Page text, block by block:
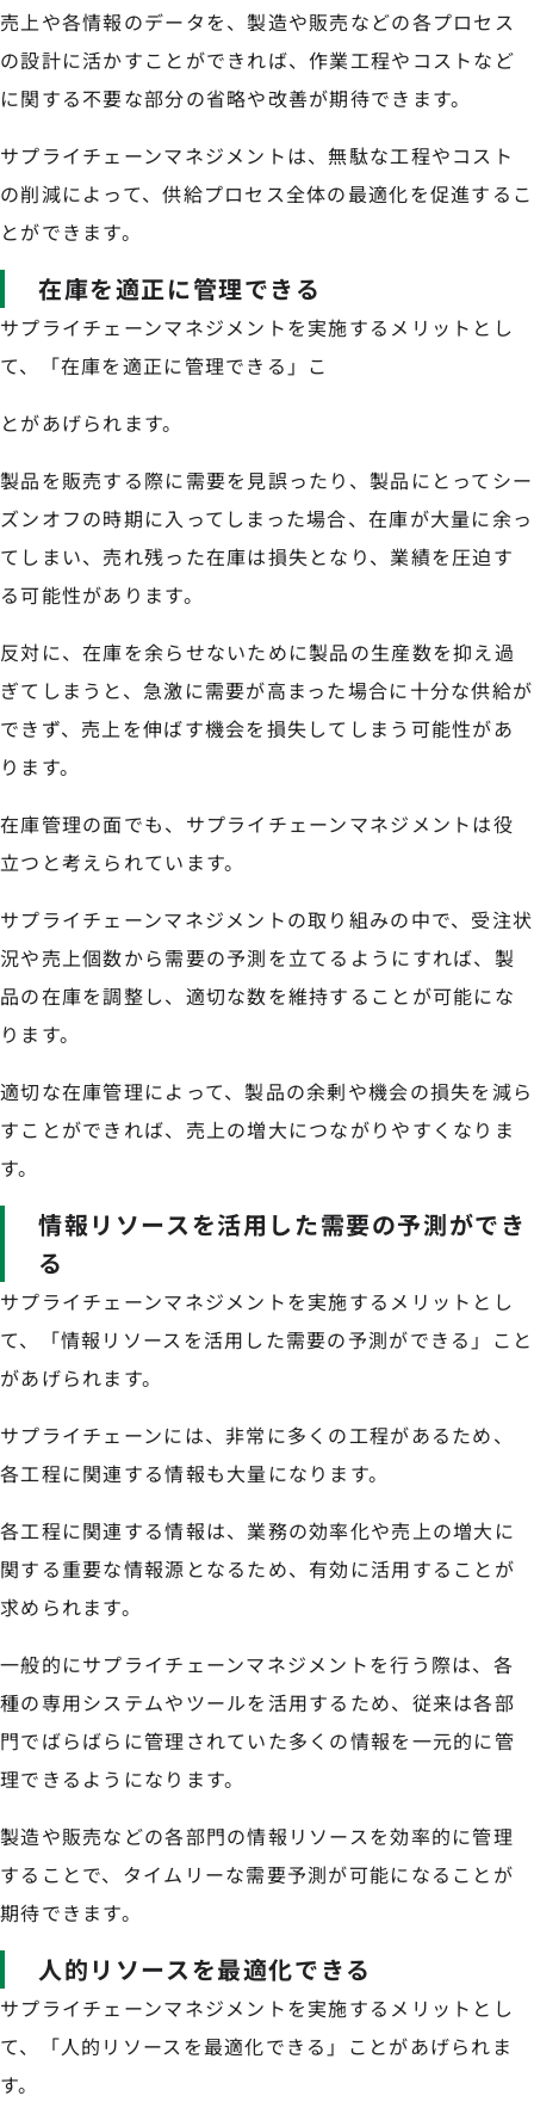
売上や各情報のデータを、製造や販売などの各プロセス
の設計に活かすことができれば、作業工程やコストなど
に関する不要な部分の省略や改善が期待できます。
サプライチェーンマネジメントは、無駄な工程やコスト
の削減によって、供給プロセス全体の最適化を促進するこ
とができます。
在庫を適正に管理できる
サプライチェーンマネジメントを実施するメリットとし
て、「在庫を適正に管理できる」こ
とがあげられます。
製品を販売する際に需要を見誤ったり、製品にとってシー
ズンオフの時期に入ってしまった場合、在庫が大量に余っ
てしまい、売れ残った在庫は損失となり、業績を圧迫す
る可能性があります。
反対に、在庫を余らせないために製品の生産数を抑え過
ぎてしまうと、急激に需要が高まった場合に十分な供給が
できず、売上を伸ばす機会を損失してしまう可能性があ
ります。
在庫管理の面でも、サプライチェーンマネジメントは役
立つと考えられています。
サプライチェーンマネジメントの取り組みの中で、受注状
況や売上個数から需要の予測を立てるようにすれば、製
品の在庫を調整し、適切な数を維持することが可能にな
ります。
適切な在庫管理によって、製品の余剰や機会の損失を減ら
すことができれば、売上の増大につながりやすくなりま
す。
情報リソースを活用した需要の予測ができ
る
サプライチェーンマネジメントを実施するメリットとし
て、「情報リソースを活用した需要の予測ができる」こと
があげられます。
サプライチェーンには、非常に多くの工程があるため、
各工程に関連する情報も大量になります。
各工程に関連する情報は、業務の効率化や売上の増大に
関する重要な情報源となるため、有効に活用することが
求められます。
一般的にサプライチェーンマネジメントを行う際は、各
種の専用システムやツールを活用するため、従来は各部
門でばらばらに管理されていた多くの情報を一元的に管
理できるようになります。
製造や販売などの各部門の情報リソースを効率的に管理
することで、タイムリーな需要予測が可能になることが
期待できます。
人的リソースを最適化できる
サプライチェーンマネジメントを実施するメリットとし
て、「人的リソースを最適化できる」ことがあげられま
す。